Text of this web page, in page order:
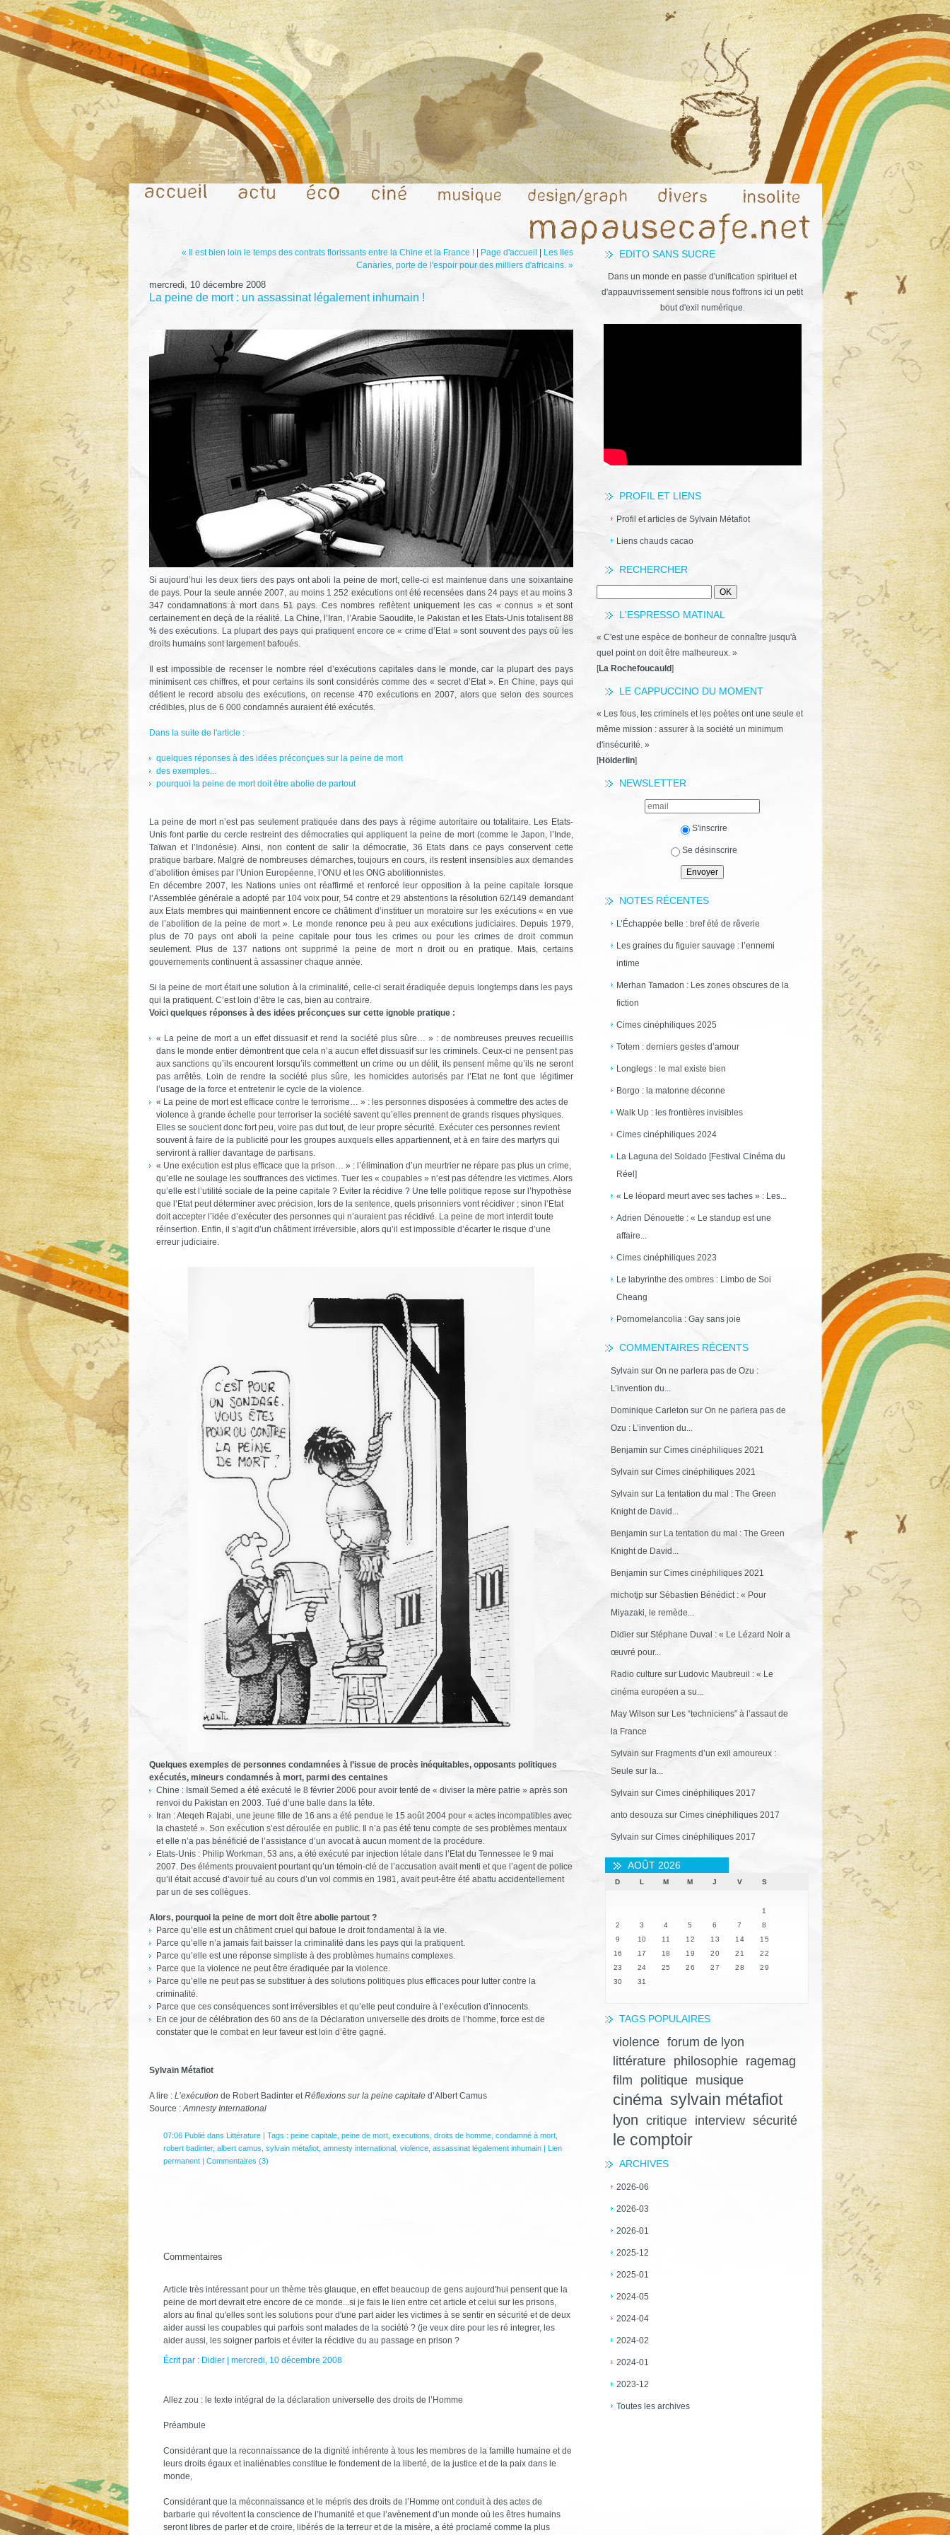
EDITO SANS SUCRE
Dans un monde en passe d'unification spirituel et
d'appauvrissement sensible nous t'offrons ici un petit
bout d'exil numérique.
PROFIL ET LIENS
Profil et articles de Sylvain Métafiot
Liens chauds cacao
RECHERCHER
L'ESPRESSO MATINAL
« C'est une espèce de bonheur de connaître jusqu'à
quel point on doit être malheureux. »
[La Rochefoucauld]
LE CAPPUCCINO DU MOMENT
« Les fous, les criminels et les poètes ont une seule et
même mission : assurer à la société un minimum
d'insécurité. »
[Hölderlin]
NEWSLETTER
S'inscrire
Se désinscrire
NOTES RÉCENTES
L’Échappée belle : bref été de rêverie
Les graines du figuier sauvage : l’ennemi
intime
Merhan Tamadon : Les zones obscures de la
fiction
Cimes cinéphiliques 2025
Totem : derniers gestes d’amour
Longlegs : le mal existe bien
Borgo : la matonne déconne
Walk Up : les frontières invisibles
Cimes cinéphiliques 2024
La Laguna del Soldado [Festival Cinéma du
Réel]
« Le léopard meurt avec ses taches » : Les...
Adrien Dénouette : « Le standup est une
affaire...
Cimes cinéphiliques 2023
Le labyrinthe des ombres : Limbo de Soi
Cheang
Pornomelancolia : Gay sans joie
COMMENTAIRES RÉCENTS
Sylvain sur On ne parlera pas de Ozu :
L’invention du...
Dominique Carleton sur On ne parlera pas de
Ozu : L’invention du...
Benjamin sur Cimes cinéphiliques 2021
Sylvain sur Cimes cinéphiliques 2021
Sylvain sur La tentation du mal : The Green
Knight de David...
Benjamin sur La tentation du mal : The Green
Knight de David...
Benjamin sur Cimes cinéphiliques 2021
michotjpsur Sébastien Bénédict : « Pour
Miyazaki, le remède...
Didiersur Stéphane Duval : « Le Lézard Noir a
œuvré pour...
Radio culture sur Ludovic Maubreuil : « Le
cinéma européen a su...
May Wilson sur Les “techniciens” à l’assaut de
la France
Sylvain sur Fragments d’un exil amoureux :
Seule sur la...
Sylvain sur Cimes cinéphiliques 2017
anto desouzasur Cimes cinéphiliques 2017
Sylvain sur Cimes cinéphiliques 2017
AOÛT 2026
D L M M J V S
1
2
3 4 5 6 7
8
9
10 11 12 13 14
15
16
17 18 19 20 21
22
23
24 25 26 27 28
29
30
31
TAGS POPULAIRES
violence forum de lyon
littérature
philosophie
ragemag
film
politique musique
cinéma sylvain métafiot
lyon critique interview sécurité
le comptoir
ARCHIVES
2026-06
2026-03
2026-01
2025-12
2025-01
2024-05
2024-04
2024-02
2024-01
2023-12
Toutes les archives
« Il est bien loin le temps des contrats florissants entre la Chine et la France !| Page d'accueil
Les Iles
Canaries, porte de l'espoir pour des milliers d'africains. »
mercredi, 10 décembre 2008
La peine de mort : un assassinat légalement inhumain !
Si aujourd’hui les deux tiers des pays ont aboli la peine de mort, celle-ci est maintenue dans une soixantaine
de pays. Pour la seule année 2007, au moins 1 252 exécutions ont été recensées dans 24 pays et au moins 3
347 condamnations à mort dans 51 pays. Ces nombres reflètent uniquement les cas « connus » et sont
certainement en deçà de la réalité. La Chine, l’Iran, l’Arabie Saoudite, le Pakistan et les Etats-Unis totalisent 88
% des exécutions. La plupart des pays qui pratiquent encore ce « crime d’Etat » sont souvent des pays où les
droits humains sont largement bafoués.
Il est impossible de recenser le nombre réel d’exécutions capitales dans le monde, car la plupart des pays
minimisent ces chiffres, et pour certains ils sont considérés comme des « secret d’Etat ». En Chine, pays qui
détient le record absolu des exécutions, on recense 470 exécutions en 2007, alors que selon des sources
crédibles, plus de 6 000 condamnés auraient été exécutés.
Dans la suite de l'article :
quelques réponses à des idées préconçues sur la peine de mort
des exemples...
pourquoi la peine de mort doit être abolie de partout
La peine de mort n’est pas seulement pratiquée dans des pays à régime autoritaire ou totalitaire. Les Etats-
Unis font partie du cercle restreint des démocraties qui appliquent la peine de mort (comme le Japon, l’Inde,
Taïwan et l’Indonésie). Ainsi, non content de salir la démocratie, 36 Etats dans ce pays conservent cette
pratique barbare. Malgré de nombreuses démarches, toujours en cours, ils restent insensibles aux demandes
d’abolition émises par l’Union Européenne, l’ONU et les ONG abolitionnistes.
En décembre 2007, les Nations unies ont réaffirmé et renforcé leur opposition à la peine capitale lorsque
l’Assemblée générale a adopté par 104 voix pour, 54 contre et 29 abstentions la résolution 62/149 demandant
aux Etats membres qui maintiennent encore ce châtiment d’instituer un moratoire sur les exécutions « en vue
de l’abolition de la peine de mort ». Le monde renonce peu à peu aux exécutions judiciaires. Depuis 1979,
plus de 70 pays ont aboli la peine capitale pour tous les crimes ou pour les crimes de droit commun
seulement. Plus de 137 nations ont supprimé la peine de mort n droit ou en pratique. Mais, certains
gouvernements continuent à assassiner chaque année.
Si la peine de mort était une solution à la criminalité, celle-ci serait éradiquée depuis longtemps dans les pays
qui la pratiquent. C’est loin d’être le cas, bien au contraire.
Voici quelques réponses à des idées préconçues sur cette ignoble pratique :
« La peine de mort a un effet dissuasif et rend la société plus sûre… » : de nombreuses preuves recueillis
dans le monde entier démontrent que cela n’a aucun effet dissuasif sur les criminels. Ceux-ci ne pensent pas
aux sanctions qu’ils encourent lorsqu’ils commettent un crime ou un délit, ils pensent même qu’ils ne seront
pas arrêtés. Loin de rendre la société plus sûre, les homicides autorisés par l’Etat ne font que légitimer
l’usage de la force et entretenir le cycle de la violence.
« La peine de mort est efficace contre le terrorisme… » : les personnes disposées à commettre des actes de
violence à grande échelle pour terroriser la société savent qu’elles prennent de grands risques physiques.
Elles se soucient donc fort peu, voire pas dut tout, de leur propre sécurité. Exécuter ces personnes revient
souvent à faire de la publicité pour les groupes auxquels elles appartiennent, et à en faire des martyrs qui
serviront à rallier davantage de partisans.
« Une exécution est plus efficace que la prison… » : l’élimination d’un meurtrier ne répare pas plus un crime,
qu’elle ne soulage les souffrances des victimes. Tuer les « coupables » n’est pas défendre les victimes. Alors
qu’elle est l’utilité sociale de la peine capitale ? Eviter la récidive ? Une telle politique repose sur l’hypothèse
que l’Etat peut déterminer avec précision, lors de la sentence, quels prisonniers vont récidiver ; sinon l’Etat
doit accepter l’idée d’exécuter des personnes qui n’auraient pas récidivé. La peine de mort interdit toute
réinsertion. Enfin, il s’agit d’un châtiment irréversible, alors qu’il est impossible d’écarter le risque d’une
erreur judiciaire.
Quelques exemples de personnes condamnées à l’issue de procès inéquitables, opposants politiques
exécutés, mineurs condamnés à mort, parmi des centaines
Chine : Ismaïl Semed a été exécuté le 8 février 2006 pour avoir tenté de « diviser la mère patrie » après son
renvoi du Pakistan en 2003. Tué d’une balle dans la tête.
Iran : Ateqeh Rajabi, une jeune fille de 16 ans a été pendue le 15 août 2004 pour « actes incompatibles avec
la chasteté ». Son exécution s’est déroulée en public. Il n’a pas été tenu compte de ses problèmes mentaux
et elle n’a pas bénéficié de l’assistance d’un avocat à aucun moment de la procédure.
Etats-Unis : Philip Workman, 53 ans, a été exécuté par injection létale dans l’Etat du Tennessee le 9 mai
2007. Des éléments prouvaient pourtant qu’un témoin-clé de l’accusation avait menti et que l’agent de police
qu’il était accusé d’avoir tué au cours d’un vol commis en 1981, avait peut-être été abattu accidentellement
par un de ses collègues.
Alors, pourquoi la peine de mort doit être abolie partout ?
Parce qu’elle est un châtiment cruel qui bafoue le droit fondamental à la vie.
Parce qu’elle n’a jamais fait baisser la criminalité dans les pays qui la pratiquent.
Parce qu’elle est une réponse simpliste à des problèmes humains complexes.
Parce que la violence ne peut être éradiquée par la violence.
Parce qu’elle ne peut pas se substituer à des solutions politiques plus efficaces pour lutter contre la
criminalité.
Parce que ces conséquences sont irréversibles et qu’elle peut conduire à l’exécution d’innocents.
En ce jour de célébration des 60 ans de la Déclaration universelle des droits de l’homme, force est de
constater que le combat en leur faveur est loin d’être gagné.
Sylvain Métafiot
A lire :L’exécution de Robert Badinter etRéflexions sur la peine capitale d’Albert Camus
Source :Amnesty International
07:06 Publié dans Littérature| Tags : peine capitale, peine de mort, executions droits de homme, condamné à mort,
robert badinter, albert camus sylvain métafiot, amnesty international, violence, assassinat légalement inhumain| Lien
permanent| Commentaires (3)
Commentaires
Article très intéressant pour un thème très glauque, en effet beaucoup de gens aujourd'hui pensent que la
peine de mort devrait etre encore de ce monde...si je fais le lien entre cet article et celui sur les prisons,
alors au final qu'elles sont les solutions pour d'une part aider les victimes à se sentir en sécurité et de deux
aider aussi les coupables qui parfois sont malades de la société ? (je veux dire pour les ré integrer, les
aider aussi, les soigner parfois et éviter la récidive du au passage en prison ?
Écrit par : Didier | mercredi, 10 décembre 2008
Allez zou : le texte intégral de la déclaration universelle des droits de l’Homme
Préambule
Considérant que la reconnaissance de la dignité inhérente à tous les membres de la famille humaine et de
leurs droits égaux et inaliénables constitue le fondement de la liberté, de la justice et de la paix dans le
monde,
Considérant que la méconnaissance et le mépris des droits de l’Homme ont conduit à des actes de
barbarie qui révoltent la conscience de l’humanité et que l’avènement d’un monde où les êtres humains
seront libres de parler et de croire, libérés de la terreur et de la misère, a été proclamé comme la plus